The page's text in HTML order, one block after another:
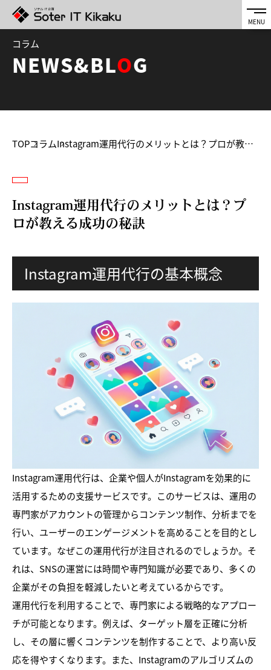
コラム
NEWS&BLOG
TOPコラム Instagram運用代行のメリットとは？プロが教える成功の秘訣
Instagram運用代行のメリットとは？プ
ロが教える成功の秘訣
Instagram運用代行の基本概念
Instagram運用代行は、企業や個人がInstagramを効果的に
活用するための支援サービスです。このサービスは、運用の
専門家がアカウントの管理からコンテンツ制作、分析までを
行い、ユーザーのエンゲージメントを高めることを目的とし
ています。なぜこの運用代行が注目されるのでしょうか。そ
れは、SNSの運営には時間や専門知識が必要であり、多くの
企業がその負担を軽減したいと考えているからです。
運用代行を利用することで、専門家による戦略的なアプロー
チが可能となります。例えば、ターゲット層を正確に分析
し、その層に響くコンテンツを制作することで、より高い反
応を得やすくなります。また、Instagramのアルゴリズムの